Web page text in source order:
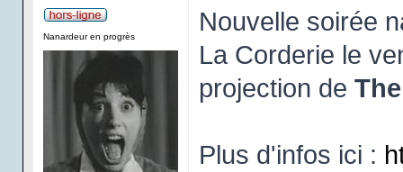
Nanardeur en progrès
Nouvelle soirée
La Corderie le
projection de
Plus d'infos ici :